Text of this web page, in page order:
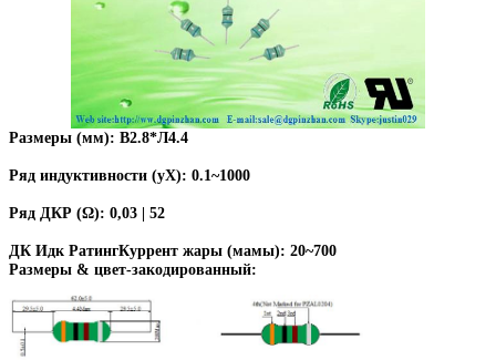
Размеры (мм): В2.8*Л4.4
Ряд индуктивности (уХ): 0.1~1000
Ряд ДКР (Ω): 0,03 | 52
ДК Идк РатингКуррент жары (мамы): 20~700
Размеры & цвет-закодированный: